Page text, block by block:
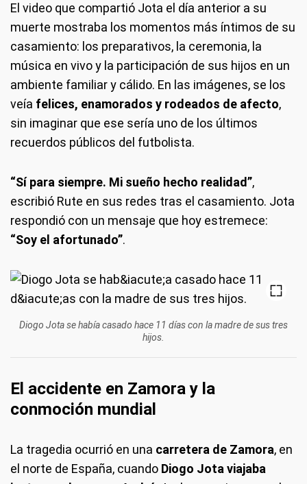
El video que compartió Jota el día anterior a su
muerte mostraba los momentos más íntimos de su
casamiento: los preparativos, la ceremonia, la
música en vivo y la participación de sus hijos en un
ambiente familiar y cálido. En las imágenes, se los
veía felices, enamorados y rodeados de afecto,
sin imaginar que ese sería uno de los últimos
recuerdos públicos del futbolista.
“Sí para siempre. Mi sueño hecho realidad”,
escribió Rute en sus redes tras el casamiento. Jota
respondió con un mensaje que hoy estremece:
“Soy el afortunado”.
Diogo Jota se había casado hace 11 días con la madre de sus tres
hijos.
El accidente en Zamora y la
conmoción mundial
La tragedia ocurrió en una carretera de Zamora, en
el norte de España, cuando Diogo Jota viajaba